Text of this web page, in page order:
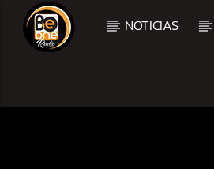
NOTICIAS